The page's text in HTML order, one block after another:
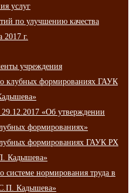
услуг
по улучшению качества
2017 г.
учреждения
клубных формированиях ГАУК
«Об утверждении
формированиях»
формированиях ГАУК РХ
Кадышева»
нормирования труда в
Кадышева»